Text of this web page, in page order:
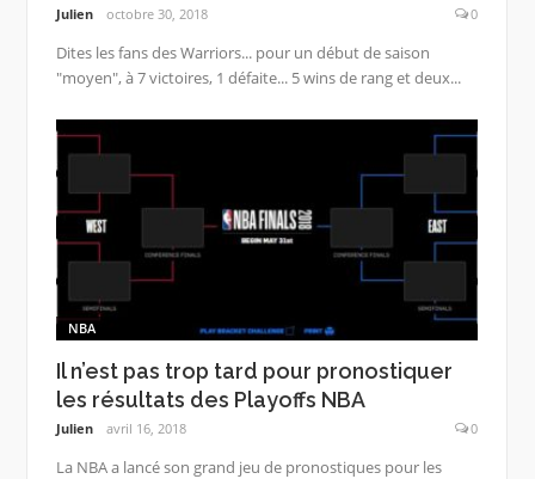
Julien octobre 30, 2018 0
Dites les fans des Warriors... pour un début de saison
"moyen", à 7 victoires, 1 défaite... 5 wins de rang et deux...
NBA
Il n’est pas trop tard pour pronostiquer
les résultats des Playoffs NBA
Julien avril 16, 2018 0
La NBA a lancé son grand jeu de pronostiques pour les